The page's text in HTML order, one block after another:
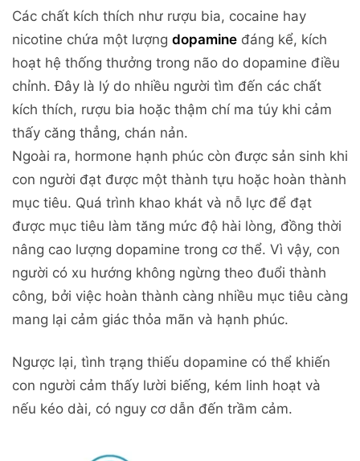
Các chất kích thích như rượu bia, cocaine hay
nicotine chứa một lượng dopamine đáng kể, kích
hoạt hệ thống thưởng trong não do dopamine điều
chỉnh. Đây là lý do nhiều người tìm đến các chất
kích thích, rượu bia hoặc thậm chí ma túy khi cảm
thấy căng thẳng, chán nản.
Ngoài ra, hormone hạnh phúc còn được sản sinh khi
con người đạt được một thành tựu hoặc hoàn thành
mục tiêu. Quá trình khao khát và nỗ lực để đạt
được mục tiêu làm tăng mức độ hài lòng, đồng thời
nâng cao lượng dopamine trong cơ thể. Vì vậy, con
người có xu hướng không ngừng theo đuổi thành
công, bởi việc hoàn thành càng nhiều mục tiêu càng
mang lại cảm giác thỏa mãn và hạnh phúc.
Ngược lại, tình trạng thiếu dopamine có thể khiến
con người cảm thấy lười biếng, kém linh hoạt và
nếu kéo dài, có nguy cơ dẫn đến trầm cảm.